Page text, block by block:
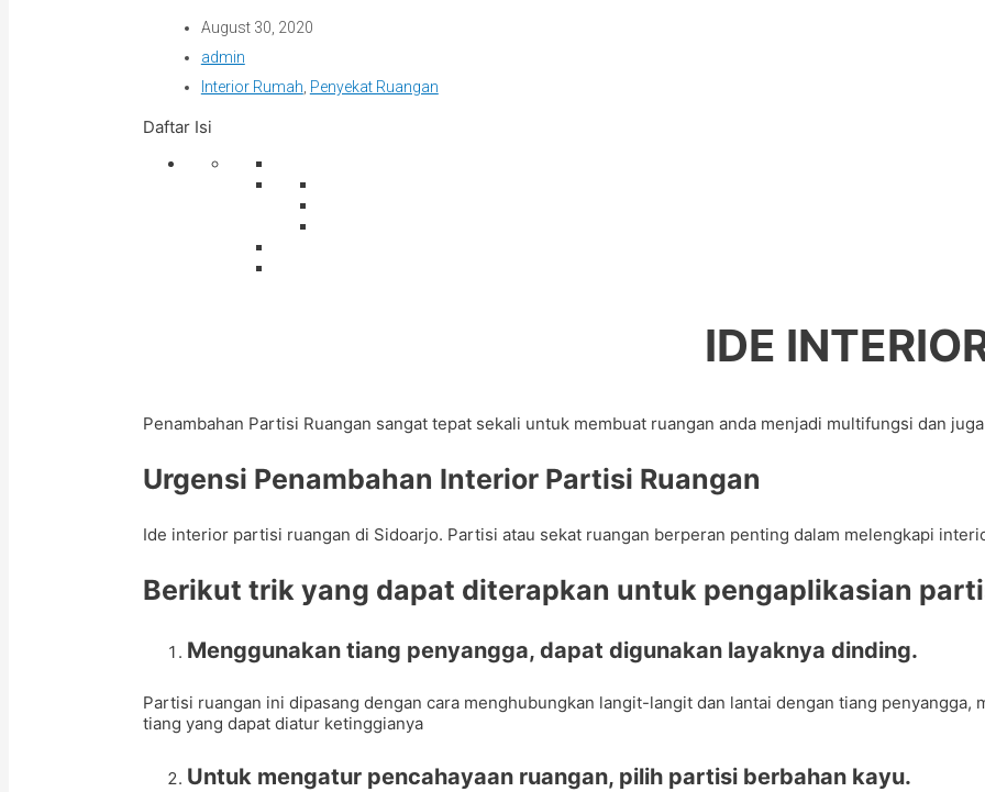
August 30, 2020
admin
Interior Rumah Penyekat Ruangan
Daftar Isi
IDE
Penambahan Partisi Ruangan sangat tepat sekali untuk membuat ruangan anda menjadi multifungsi dan
Urgensi Penambahan Interior Partisi Ruangan
Ide interior partisi ruangan di Sidoarjo. Partisi atau sekat ruangan berperan penting dalam melengkapi
Berikut trik yang dapat diterapkan untuk pengaplikasian
Menggunakan tiang penyangga, dapat digunakan layaknya dinding.
Partisi ruangan ini dipasang dengan cara menghubungkan langit-langit dan lantai dengan tiang
tiang yang dapat diatur ketinggianya
Untuk mengatur pencahayaan ruangan, pilih partisi berbahan kayu.